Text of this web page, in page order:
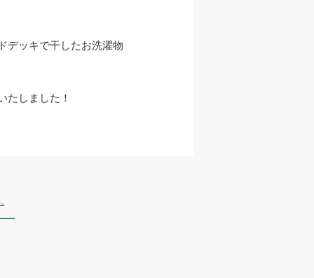
デッキで干したお洗濯物
たしました！